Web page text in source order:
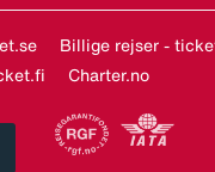
Billige rejser -
Charter.no